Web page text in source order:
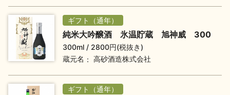
地酒用語集 地酒解体新書
お楽しみコンテンツ
ギフト（通年）
純米大吟醸酒 氷温貯蔵 旭神威 300
300ml
2800円(税抜き)
蔵元名
高砂酒造株式会社
ギフト（通年）